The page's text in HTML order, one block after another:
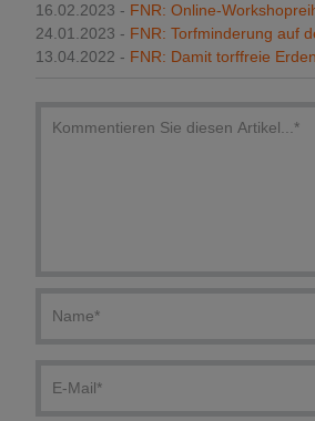
16.02.2023 - FNR: Online-
24.01.2023 - FNR: Torfminderung auf
13.04.2022 - FNR: Damit torffreie